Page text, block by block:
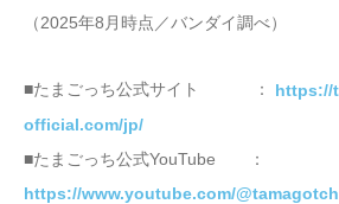
（2025年8月時点／バンダイ調べ）
■たまごっち公式サイト ： https://
official.com/jp/
■たまごっち公式YouTube ：
https://www.youtube.com/